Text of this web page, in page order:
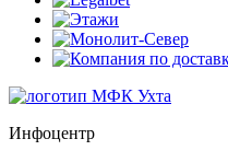
Инфоцентр